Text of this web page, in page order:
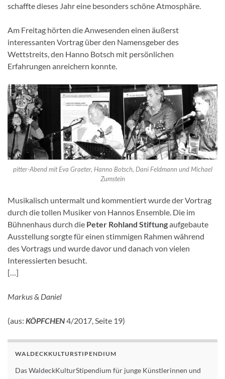
schaffte dieses Jahr eine besonders schöne Atmosphäre.
Am Freitag hörten die Anwesenden einen äußerst
interessanten Vortrag über den Namensgeber des
Wettstreits, den Hanno Botsch mit persönlichen
Erfahrungen anreichern konnte.
pitter-Abend mit Eva Graeter, Hanno Botsch, Dani Feldmann und Michael
Zumstein
Musikalisch untermalt und kommentiert wurde der Vortrag
durch die tollen Musiker von Hannos Ensemble. Die im
Bühnenhaus durch die Peter Rohland Stiftungaufgebaute
Ausstellung sorgte für einen stimmigen Rahmen während
des Vortrags und wurde davor und danach von vielen
Interessierten besucht.
[…]
Markus & Daniel
(aus: KÖPFCHEN4/2017, Seite 19)
WALDECKKULTURSTIPENDIUM
Das WaldeckKulturStipendium für junge Künstlerinnen und